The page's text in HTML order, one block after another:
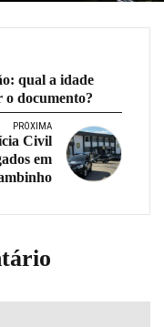
qual a idade
documento?
PRÓXIMA
Civil
em